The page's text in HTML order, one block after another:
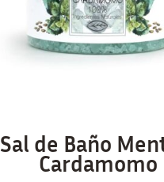
Sal de Baño
Cardamomo